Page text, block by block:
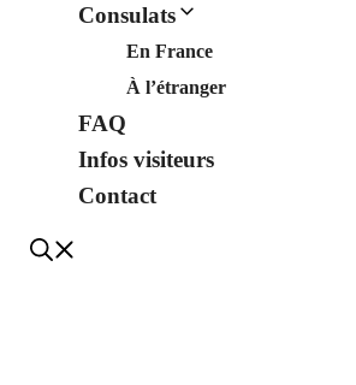
Consulats
En France
À l’étranger
FAQ
Infos visiteurs
Contact